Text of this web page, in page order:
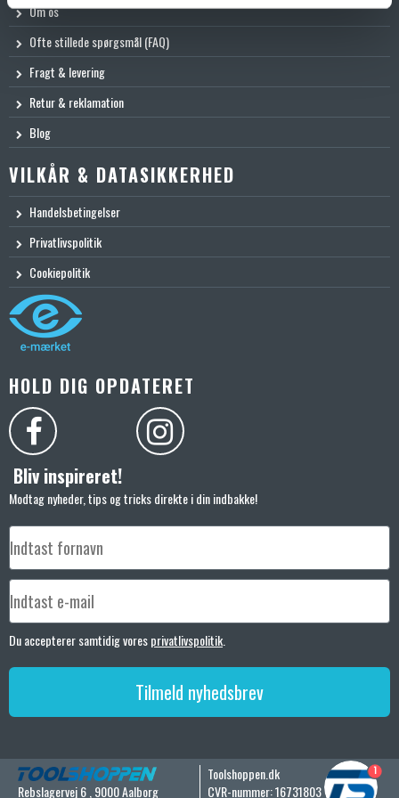
Om os
Ofte stillede spørgsmål (FAQ)
Fragt & levering
Retur & reklamation
Blog
VILKÅR & DATASIKKERHED
Handelsbetingelser
Privatlivspolitik
Cookiepolitik
HOLD DIG OPDATERET
Bliv inspireret!
Modtag nyheder, tips og tricks direkte i din indbakke!
Du accepterer samtidig voresprivatlivspolitik
Tilmeld nyhedsbrev
Toolshoppen.dk
Rebslagervej 6,9000 Aalborg CVR-nummer:16731803
1